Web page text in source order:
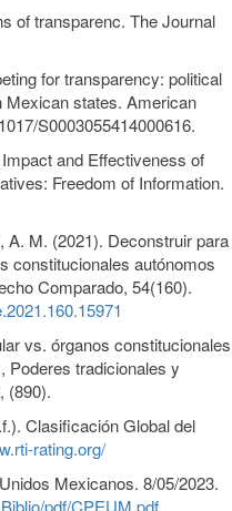
of transparenc. The Journal
for transparency: political
Mexican states. American
S0003055414000616.
and Effectiveness of
Freedom of Information.
M. (2021). Deconstruir para
constitucionales autónomos
Comparado, 54(160).
vs. órganos constitucionales
Poderes tradicionales y
(890).
Clasificación Global del
rating.org/
Mexicanos. 8/05/2023.
pdf/CPEUM.pdf